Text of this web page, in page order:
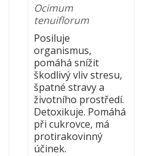
Ocimum
tenuiflorum
Posiluje
organismus,
pomáhá snížit
škodlivý vliv stresu,
špatné stravy a
životního prostředí.
Detoxikuje. Pomáhá
při cukrovce, má
protirakovinný
účinek.